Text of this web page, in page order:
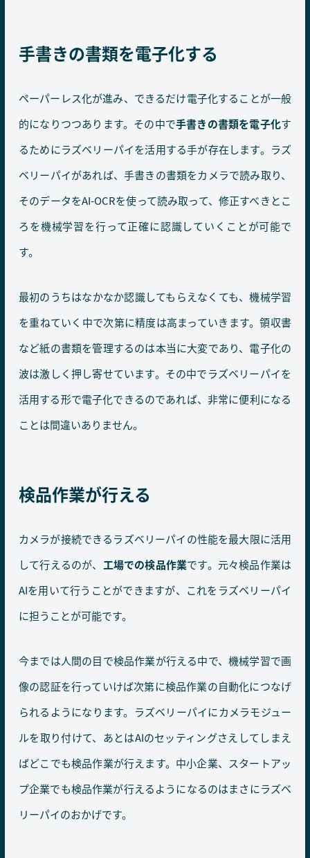
手書きの書類を電子化する
ペーパーレス化が進み、できるだけ電子化することが一般
的になりつつあります。その中で手書きの書類を電子化す
るためにラズベリーパイを活用する手が存在します。ラズ
ベリーパイがあれば、手書きの書類をカメラで読み取り、
そのデータをAI-OCRを使って読み取って、修正すべきとこ
ろを機械学習を行って正確に認識していくことが可能で
す。
最初のうちはなかなか認識してもらえなくても、機械学習
を重ねていく中で次第に精度は高まっていきます。領収書
など紙の書類を管理するのは本当に大変であり、電子化の
波は激しく押し寄せています。その中でラズベリーパイを
活用する形で電子化できるのであれば、非常に便利になる
ことは間違いありません。
検品作業が行える
カメラが接続できるラズベリーパイの性能を最大限に活用
して行えるのが、 工場での検品作業です。元々検品作業は
AIを用いて行うことができますが、これをラズベリーパイ
に担うことが可能です。
今までは人間の目で検品作業が行える中で、機械学習で画
像の認証を行っていけば次第に検品作業の自動化につなげ
られるようになります。ラズベリーパイにカメラモジュー
ルを取り付けて、あとはAIのセッティングさえしてしまえ
ばどこでも検品作業が行えます。中小企業、スタートアッ
プ企業でも検品作業が行えるようになるのはまさにラズベ
リーパイのおかげです。